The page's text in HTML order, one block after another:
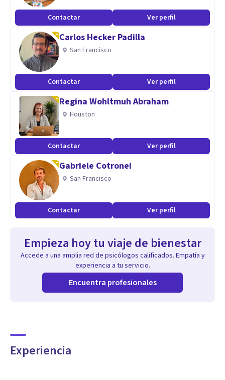
Contactar Ver perfil
Carlos Hecker Padilla
San Francisco
Contactar Ver perfil
Regina Wohltmuh Abraham
Houston
Contactar Ver perfil
Gabriele Cotronei
San Francisco
Contactar Ver perfil
Empieza hoy tu viaje de bienestar
Accede a una amplia red de psicólogos calificados. Empatía y
experiencia a tu servicio.
Encuentra profesionales
Experiencia